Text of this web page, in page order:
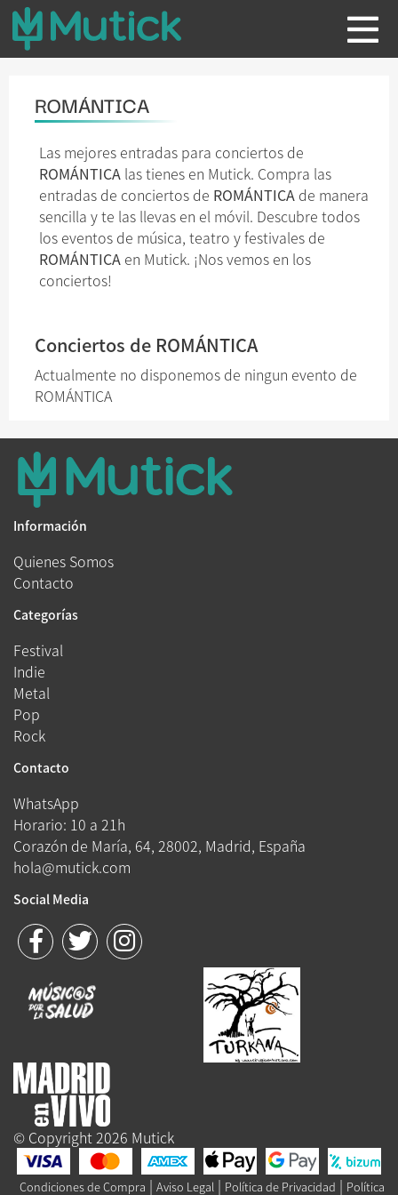
ROMÁNTICA
Las mejores entradas para conciertos de
ROMÁNTICA las tienes en Mutick. Compra las
entradas de conciertos de ROMÁNTICA de manera
sencilla y te las llevas en el móvil. Descubre todos
los eventos de música, teatro y festivales de
ROMÁNTICA en Mutick. ¡Nos vemos en los
conciertos!
Conciertos de ROMÁNTICA
Actualmente no disponemos de ningun evento de
ROMÁNTICA
Información
Quienes Somos
Contacto
Categorías
Festival
Indie
Metal
Pop
Rock
Contacto
WhatsApp
Horario: 10 a 21h
Corazón de María, 64, 28002, Madrid, España
hola@mutick.com
Social Media
© Copyright 2026 Mutick
Condiciones de Compra | Aviso Legal | Política de Privacidad | Política